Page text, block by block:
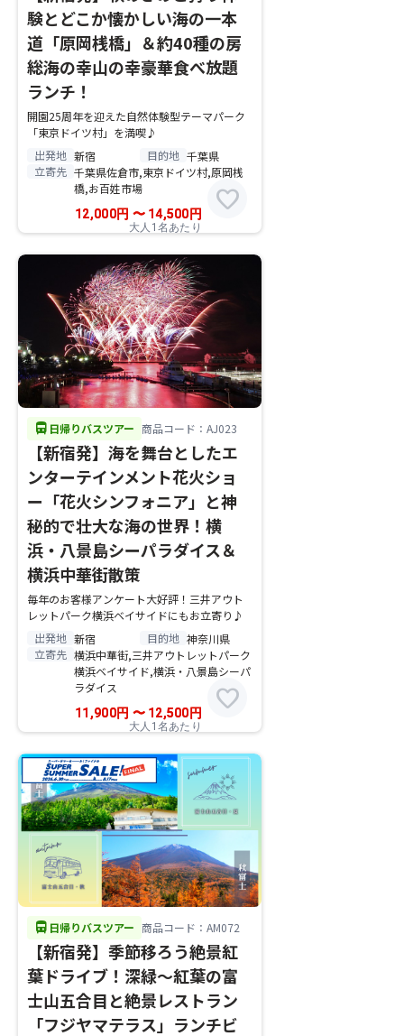
験とどこか懐かしい海の一本
道「原岡桟橋」＆約40種の房
総海の幸山の幸豪華食べ放題
ランチ！
開園25周年を迎えた自然体験型テーマパーク
「東京ドイツ村」を満喫♪
出発地 新宿 目的地 千葉県
立寄先 千葉県佐倉市,東京ドイツ村,原岡桟
橋,お百姓市場
12,000円 〜14,500円
大人1名あたり
favorite
directions_bus 日帰りバスツアー 商品コード：AJ023
【新宿発】海を舞台としたエ
ンターテインメント花火ショ
ー「花火シンフォニア」と神
秘的で壮大な海の世界！横
浜・八景島シーパラダイス＆
横浜中華街散策
毎年のお客様アンケート大好評！三井アウト
レットパーク横浜ベイサイドにもお立寄り♪
出発地 新宿 目的地 神奈川県
立寄先 横浜中華街,三井アウトレットパーク
横浜ベイサイド,横浜・八景島シーパ
ラダイス
11,900円 〜12,500円
大人1名あたり
favorite
directions_bus 日帰りバスツアー 商品コード：AM072
【新宿発】季節移ろう絶景紅
葉ドライブ！深緑～紅葉の富
士山五合目と絶景レストラン
「フジヤマテラス」ランチビ